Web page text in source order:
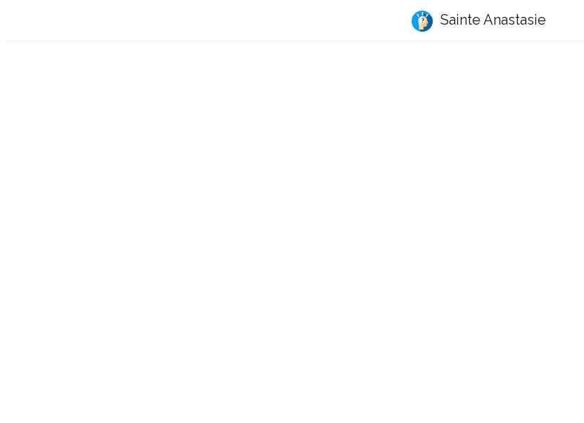
Sainte Anastasie